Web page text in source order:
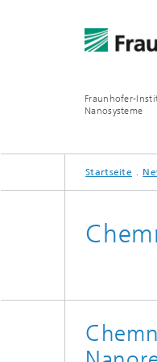
Fraunhofer-
Nanosysteme
INSTITUT
BUSINESS
Technologie
3D/MEMS
PROJEKTE
Startseite